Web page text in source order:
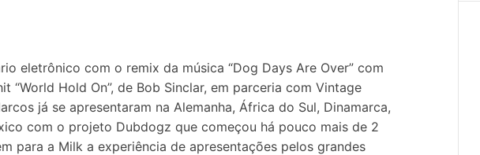
eletrônico com o remix da música “Dog Days Are Over” com
“World Hold On”, de Bob Sinclar, em parceria com Vintage
já se apresentaram na Alemanha, África do Sul, Dinamarca,
com o projeto Dubdogz que começou há pouco mais de 2
para a Milk a experiência de apresentações pelos grandes